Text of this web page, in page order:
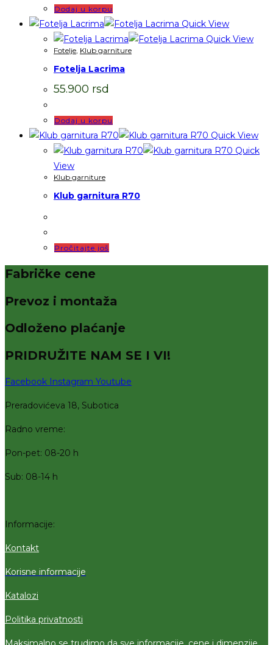
Dodaj u korpu
Quick View
Quick View
Fotelje, Klub garniture
Fotelja Lacrima
55.900 rsd
Dodaj u korpu
Quick View
Quick
View
Klub garniture
Klub garnitura R70
Pročitajte još
Fabričke cene
Prevoz i montaža
Odloženo plaćanje
PRIDRUŽITE NAM SE I VI!
Facebook Instagram Youtube
Preradovićeva 18, Subotica
Radno vreme:
Pon-pet: 08-20 h
Sub: 08-14 h
Informacije:
Kontakt
Korisne informacije
Katalozi
Politika privatnosti